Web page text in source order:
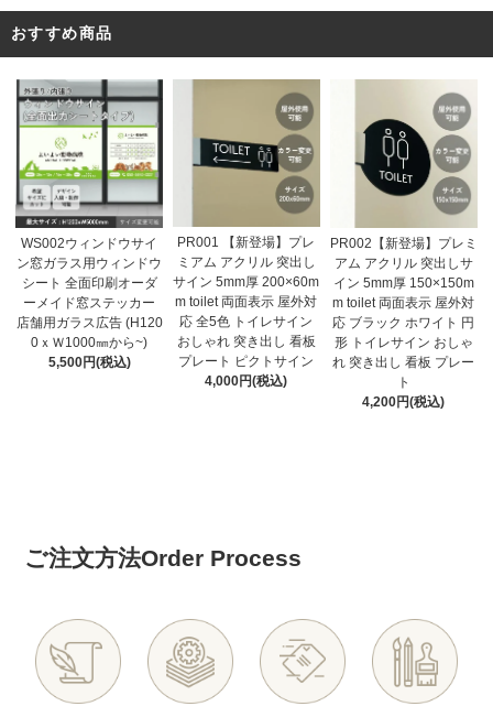
おすすめ商品
WS002ウィンドウサイ
ン窓ガラス用ウィンドウ
シート 全面印刷オーダ
ーメイド窓ステッカー
店舗用ガラス広告 (H120
0ｘＷ1000㎜から~)
5,500円(税込)
PR001 【新登場】プレ
ミアム アクリル 突出し
サイン 5mm厚 200×60m
m toilet 両面表示 屋外対
応 全5色 トイレサイン
おしゃれ 突き出し 看板
プレート ピクトサイン
4,000円(税込)
PR002【新登場】プレミ
アム アクリル 突出しサ
イン 5mm厚 150×150m
m toilet 両面表示 屋外対
応 ブラック ホワイト 円
形 トイレサイン おしゃ
れ 突き出し 看板 プレー
ト
4,200円(税込)
ご注文方法Order Process